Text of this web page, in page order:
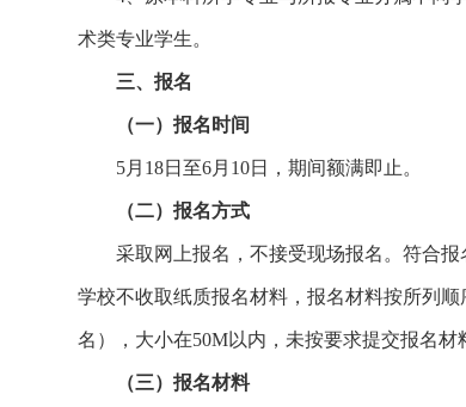
术类专业学生。
三、报名
（一）报名时间
5月18日至6月10日，期间额满即止。
（二）报名方式
采取网上报名，不接受现场报名。符合
学校不收取纸质报名材料，报名材料按所列
名），大小在50M以内，未按要求提交报名材
（三）报名材料